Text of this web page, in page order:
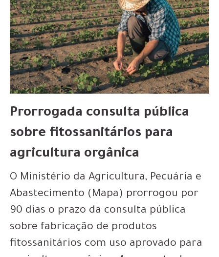
Prorrogada consulta pública
sobre fitossanitários para
agricultura orgânica
O Ministério da Agricultura, Pecuária e
Abastecimento (Mapa) prorrogou por
90 dias o prazo da consulta pública
sobre fabricação de produtos
fitossanitários com uso aprovado para